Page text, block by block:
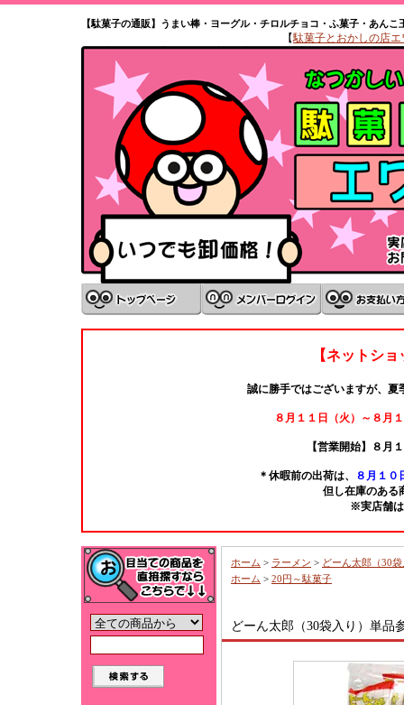
【駄菓子の通販】うまい棒・ヨーグル・チロルチョコ・ふ菓子・あん
【駄菓子とおかしの店エ
【ネットシ
誠に勝手ではございますが、夏
８月１１日（火）～８月
【営業開始】８月
＊休暇前の出荷は、
８月１０
但し在庫のある
※実店舗
ホーム > ラーメン > どーん太郎（30
ホーム > 20円～駄菓子
どーん太郎（30袋入り）単品